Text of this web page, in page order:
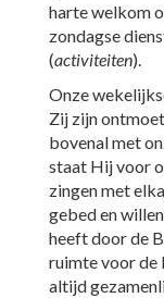
harte welkom
zondagse
(activiteiten).
Onze
Zij zijn
bovenal met
staat Hij voor
zingen met
gebed en
heeft door de
ruimte voor de
altijd